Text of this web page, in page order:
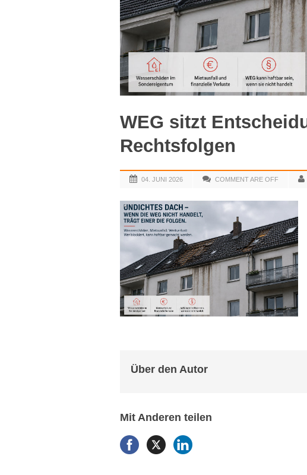
WEG sitzt
Rechtsfolgen
04. JUNI 2026 COMMENT ARE OFF
Über den Autor
Mit Anderen teilen